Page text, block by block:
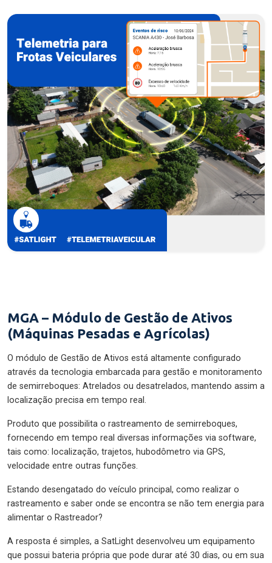
MGA – Módulo de Gestão de Ativos
(Máquinas Pesadas e Agrícolas)
O módulo de Gestão de Ativos está altamente configurado
através da tecnologia embarcada para gestão e monitoramento
de semirreboques: Atrelados ou desatrelados, mantendo assim a
localização precisa em tempo real.
Produto que possibilita o rastreamento de semirreboques,
fornecendo em tempo real diversas informações via software,
tais como: localização, trajetos, hubodômetro via GPS,
velocidade entre outras funções.
Estando desengatado do veículo principal, como realizar o
rastreamento e saber onde se encontra se não tem energia para
alimentar o Rastreador?
A resposta é simples, a SatLight desenvolveu um equipamento
que possui bateria própria que pode durar até 30 dias, ou em sua